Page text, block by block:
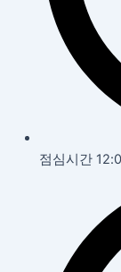
점심시간